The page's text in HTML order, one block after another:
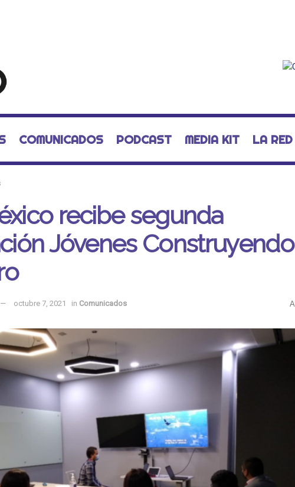
COMUNICADOS PODCAST MEDIA KIT LA RED
recibe segunda
Jóvenes Construyendo
octubre 7, 2021 in Comunicados A